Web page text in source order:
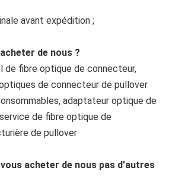
avant expédition ;
de nous ?
de fibre optique de connecteur,
de connecteur de pullover
adaptateur optique de
de fibre optique de
de pullover
acheter de nous pas d'autres